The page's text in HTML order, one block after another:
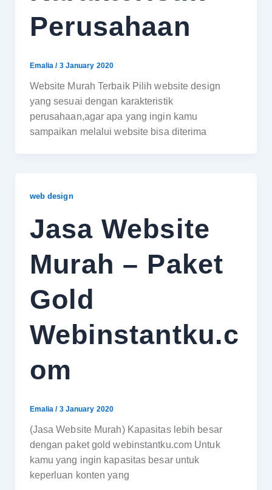
Perusahaan
Emalia/ 3 January 2020
Website Murah Terbaik Pilih website design
yang sesuai dengan karakteristik
perusahaan,agar apa yang ingin kamu
sampaikan melalui website bisa diterima
web design
Jasa Website
Murah – Paket
Gold
Webinstantku.c
om
Emalia/ 3 January 2020
(Jasa Website Murah) Kapasitas lebih besar
dengan paket gold webinstantku.com Untuk
kamu yang ingin kapasitas besar untuk
keperluan konten yang